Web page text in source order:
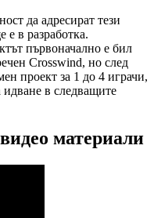
да адресират тези
е в разработка.
първоначално е бил
Crosswind, но след
проект за 1 до 4 играчи,
идване в следващите
материали